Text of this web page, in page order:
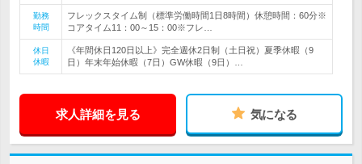
勤務
時間
フレックスタイム制（標準労働時間1日8時間）休憩時間：60分※
コアタイム11：00～15：00※フレ…
休日
休暇
《年間休日120日以上》完全週休2日制（土日祝）夏季休暇（9
日）年末年始休暇（7日）GW休暇（9日）…
求人詳細を見る 気になる